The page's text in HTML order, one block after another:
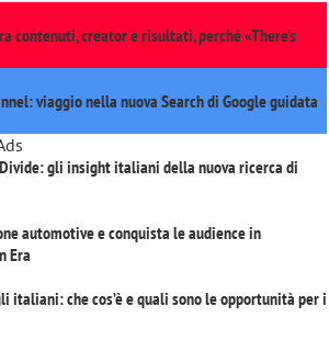
contenuti, creator e risultati, perché «There’s
viaggio nella nuova Search di Google guidata
gli insight italiani della nuova ricerca di
automotive e conquista le audience in
Era
italiani: che cos’è e quali sono le opportunità per i